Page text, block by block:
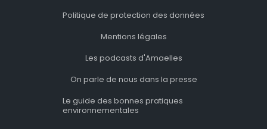
Politique de protection des données
Mentions légales
Les podcasts d'Amaelles
On parle de nous dans la presse
Le guide des bonnes pratiques
environnementales